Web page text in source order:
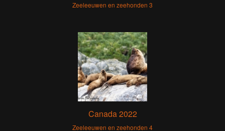
Zeeleeuwen en zeehonden 3
Canada 2022
Zeeleeuwen en zeehonden 4